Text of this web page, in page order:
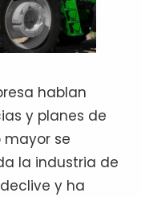
hablan
y planes de
se
la industria de
y ha